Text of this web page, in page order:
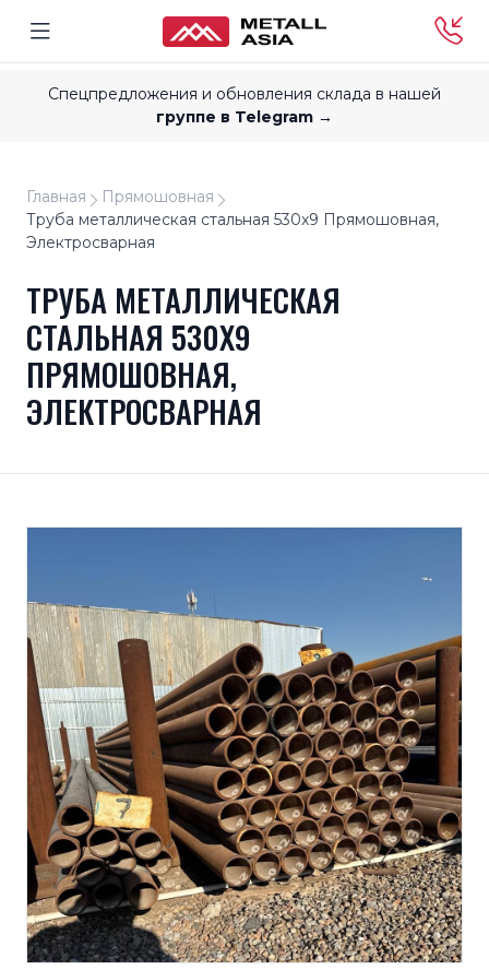
Спецпредложения и обновления склада в нашей
группе в Telegram →
Главная
Прямошовная
Труба металлическая стальная 530x9 Прямошовная,
Электросварная
ТРУБА МЕТАЛЛИЧЕСКАЯ
СТАЛЬНАЯ 530X9
ПРЯМОШОВНАЯ,
ЭЛЕКТРОСВАРНАЯ